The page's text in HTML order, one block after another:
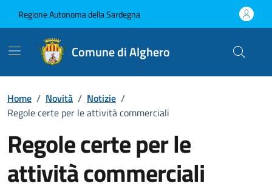
Regione Autonoma della Sardegna
Comune di Alghero
Home / Novità / Notizie /
Regole certe per le attività commerciali
Regole certe per le
attività commerciali